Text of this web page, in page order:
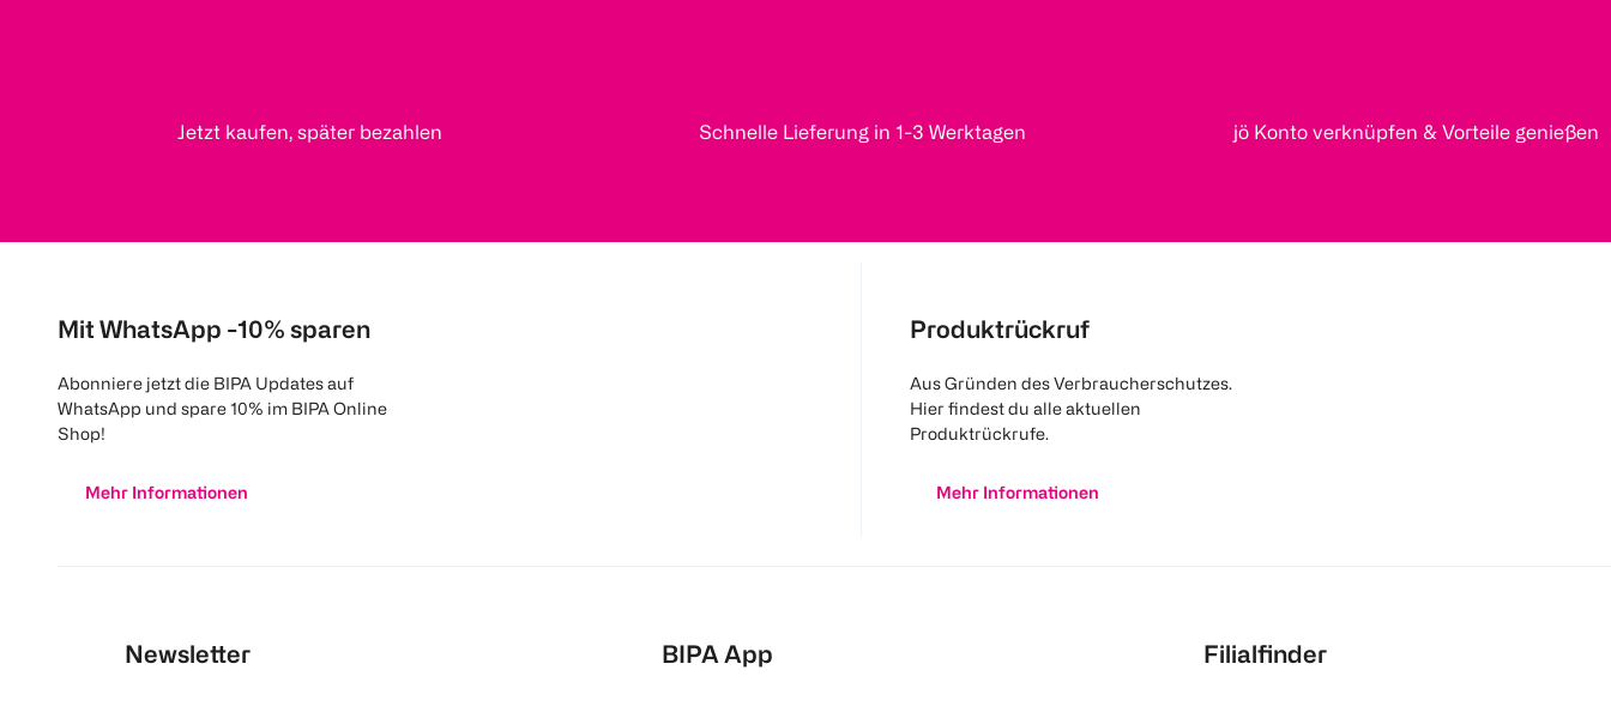
Jetzt kaufen, später bezahlen Schnelle Lieferung in 1-3 Werktagen jö Konto verknüpfen & Vorteile genießen
Mit WhatsApp -10% sparen
Abonniere jetzt die BIPA Updates auf
WhatsApp und spare 10% im BIPA Online
Shop!
Mehr Informationen
Produktrückruf
Aus Gründen des Verbraucherschutzes.
Hier findest du alle aktuellen
Produktrückrufe.
Mehr Informationen
Newsletter BIPA App Filialfinder